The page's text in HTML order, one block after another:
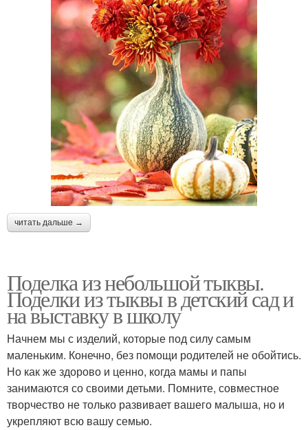
читать дальше →
Поделка из небольшой тыквы.
Поделки из тыквы в детский сад и
на выставку в школу
Начнем мы с изделий, которые под силу самым
маленьким. Конечно, без помощи родителей не обойтись.
Но как же здорово и ценно, когда мамы и папы
занимаются со своими детьми. Помните, совместное
творчество не только развивает вашего малыша, но и
укрепляют всю вашу семью.